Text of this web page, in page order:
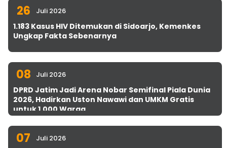
26 Juli 2026
1.183 Kasus HIV Ditemukan di Sidoarjo, Kemenkes
Ungkap Fakta Sebenarnya
08 Juli 2026
DPRD Jatim Jadi Arena Nobar Semifinal Piala Dunia
2026, Hadirkan Uston Nawawi dan UMKM Gratis
untuk 1.000 Warga
07 Juli 2026